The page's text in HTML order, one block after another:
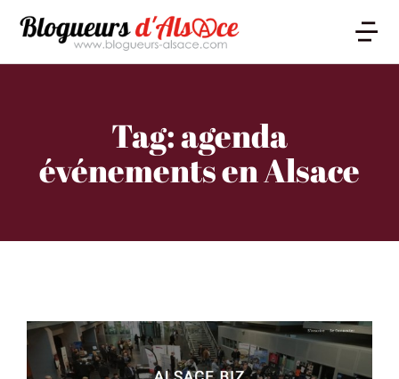
Tag: agenda
événements en Alsace